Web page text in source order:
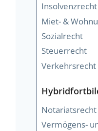
Insolvenzrecht
Miet- &
Sozialrecht
Steuerrecht
Verkehrsrecht
Notariatsrecht
Vermögens-